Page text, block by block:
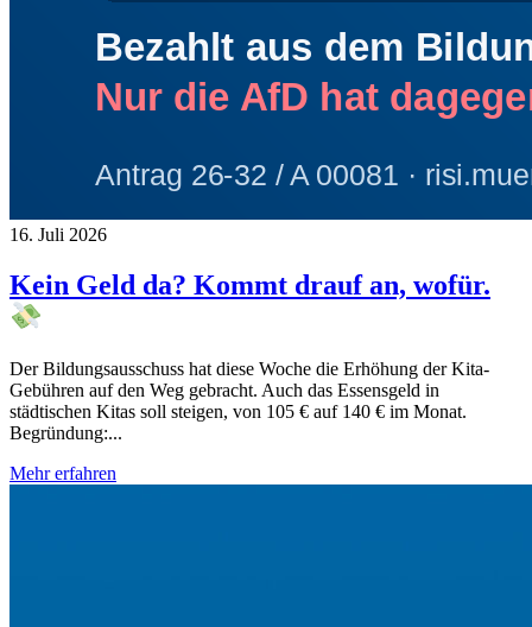
16. Juli 2026
Kein Geld da? Kommt drauf an, wofür.
Der Bildungsausschuss hat diese Woche die Erhöhung der Kita-
Gebühren auf den Weg gebracht. Auch das Essensgeld in
städtischen Kitas soll steigen, von 105 € auf 140 € im Monat.
Begründung:...
Mehr erfahren